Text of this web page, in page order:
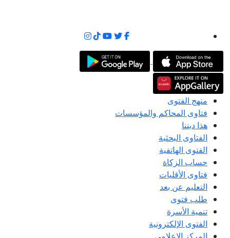
منهج الفتوى
فتاوى المحاكم والمؤسسات
هذا ديننا
الفتاوى البحثية
الفتوى الهاتفية
حساب الزكاة
فتاوى الأقليات
التعليم عن بعد
طلب فتوى
تنمية الأسرة
الفتوى الإلكترونية